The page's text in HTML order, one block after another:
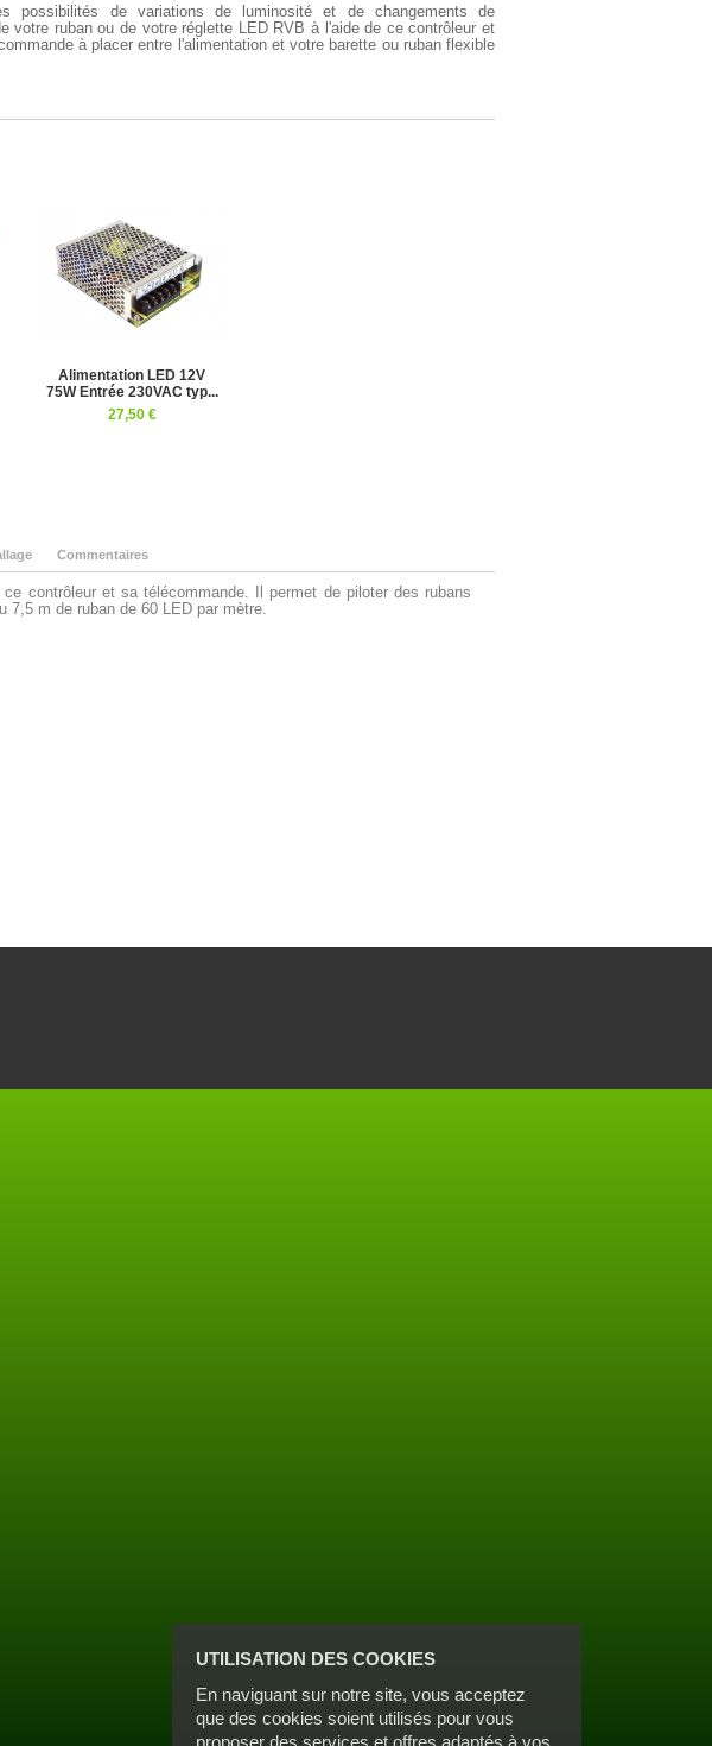
possibilités de variations de luminosité et de changements de
votre ruban ou de votre réglette LED RVB à l'aide de cecontrôleur et
à placer entre l'alimentation et votre barette ou ruban flexible
Alimentation LED 12V
75W Entrée 230VAC typ...
27,50 €
Commentaires
contrôleur et sa télécommande. Il permet de piloter des rubans
7,5 m de ruban de 60 LED par mètre.
UTILISATION DES COOKIES
En naviguant sur notre site, vous acceptez
que des cookies soient utilisés pour vous
proposer des services et offres adaptés à vos